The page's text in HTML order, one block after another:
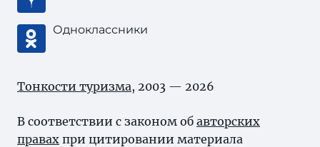
Одноклассники
Тонкости туризма, 2003 — 2026
В соответствии с законом об авторских
правах при цитировании материала